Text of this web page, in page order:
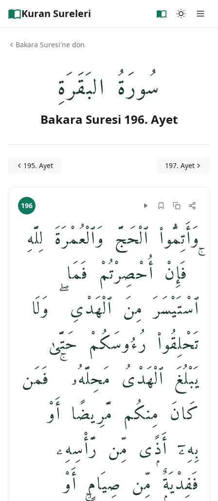
Kuran Sureleri
Bakara Suresi'ne dön
سُورَةُ البَقَرَةِ
Bakara Suresi 196. Ayet
195. Ayet 197. Ayet
196
وَأَتِمُّوا۟ ٱلْحَجَّ وَٱلْعُمْرَةَ لِلَّهِ
ۚ فَإِنْ أُحْصِرْتُمْ فَمَا
ٱسْتَيْسَرَ مِنَ ٱلْهَدْىِ ۖ وَلَا
تَحْلِقُوا۟ رُءُوسَكُمْ حَتَّىٰ
يَبْلُغَ ٱلْهَدْىُ مَحِلَّهُۥ ۚ فَمَن
كَانَ مِنكُم مَّرِيضًا أَوْ
بِهِۦٓ أَذًۭى مِّن رَّأْسِهِۦ
فَفِدْيَةٌۭ مِّن صِيَامٍ أَوْ